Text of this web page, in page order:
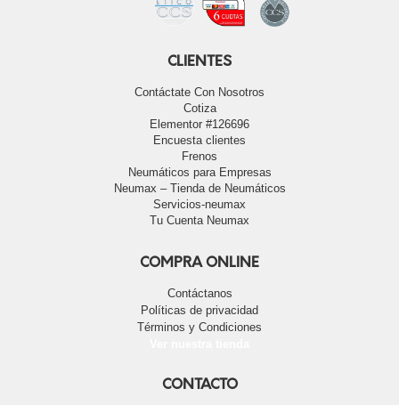
CLIENTES
Contáctate Con Nosotros
Cotiza
Elementor #126696
Encuesta clientes
Frenos
Neumáticos para Empresas
Neumax – Tienda de Neumáticos
Servicios-neumax
Tu Cuenta Neumax
COMPRA ONLINE
Contáctanos
Políticas de privacidad
Términos y Condiciones
CONTACTO